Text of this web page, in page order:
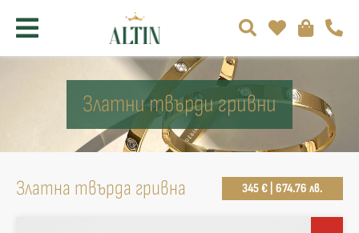
Златни твърди гривни
Златна твърда гривна 345 € | 674.76 лв.